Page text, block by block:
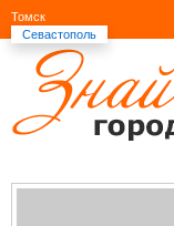
Томск
Севастополь